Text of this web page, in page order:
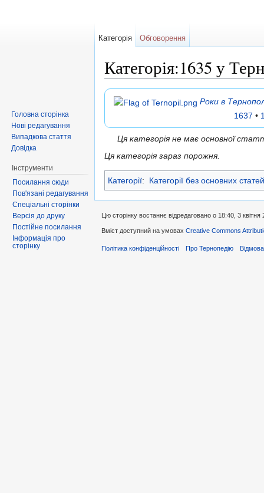
Категорія:1635 у
Роки в
1637 •
Ця категорія не має основної
Ця категорія зараз порожня.
Категорії: Категорії без основних статей
Категорія Обговорення
Головна сторінка
Нові редагування
Випадкова стаття
Довідка
Інструменти
Посилання сюди
Пов'язані редагування
Спеціальні сторінки
Версія до друку
Постійне посилання
Інформація про
сторінку
Цю сторінку востаннє відредаговано о 18:40, 3 квітня
Вміст доступний на умовах Creative Commons
Політика конфіденційності Про Тернопедію